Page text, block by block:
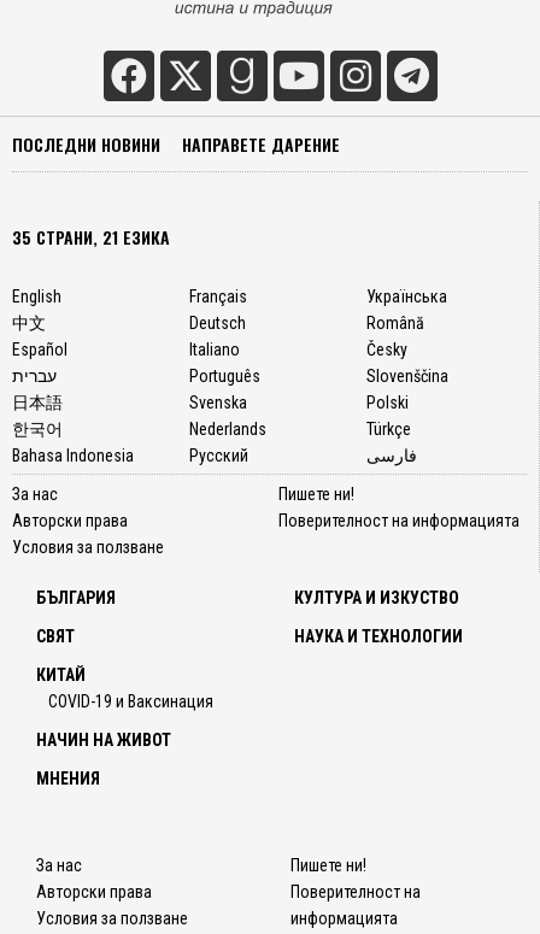
ПОСЛЕДНИ НОВИНИ НАПРАВЕТЕ ДАРЕНИЕ
35 СТРАНИ, 21 ЕЗИКА
English
中文
Español
עברית
日本語
한국어
Bahasa Indonesia
Français
Deutsch
Italiano
Português
Svenska
Nederlands
Русский
Українська
Română
Česky
Slovenščina
Polski
Türkçe
فارسی
За нас
Авторски права
Условия за ползване
Пишете ни!
Поверителност на информацията
БЪЛГАРИЯ
СВЯТ
КИТАЙ
COVID-19 и Ваксинация
КУЛТУРА И ИЗКУСТВО
НАУКА И ТЕХНОЛОГИИ
НАЧИН НА ЖИВОТ
МНЕНИЯ
За нас
Авторски права
Условия за ползване
Пишете ни!
Поверителност на
информацията